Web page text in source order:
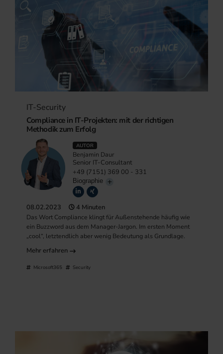
IT-Security
Compliance in IT-Projekten: mit der richtigen
Methodik zum Erfolg
AUTOR
Benjamin Daur
Senior IT-Consultant
+49 (7151) 369 00 - 331
Biographie
08.02.2023 4 Minuten
Das Wort Compliance klingt für Außenstehende häufig wie
ein Buzzword aus dem Manager-Jargon. Im ersten Moment
„cool“, letztendlich aber wenig Bedeutung als Grundlage.
Mehr erfahren
Microsoft365 Security